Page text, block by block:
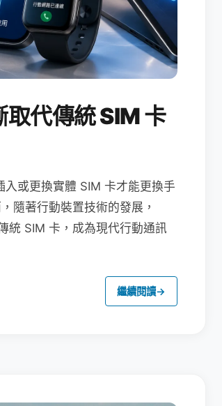
代傳統 SIM 卡
或更換實體 SIM 卡才能更換手
隨著行動裝置技術的發展，
統 SIM 卡，成為現代行動通訊
繼續閱讀→